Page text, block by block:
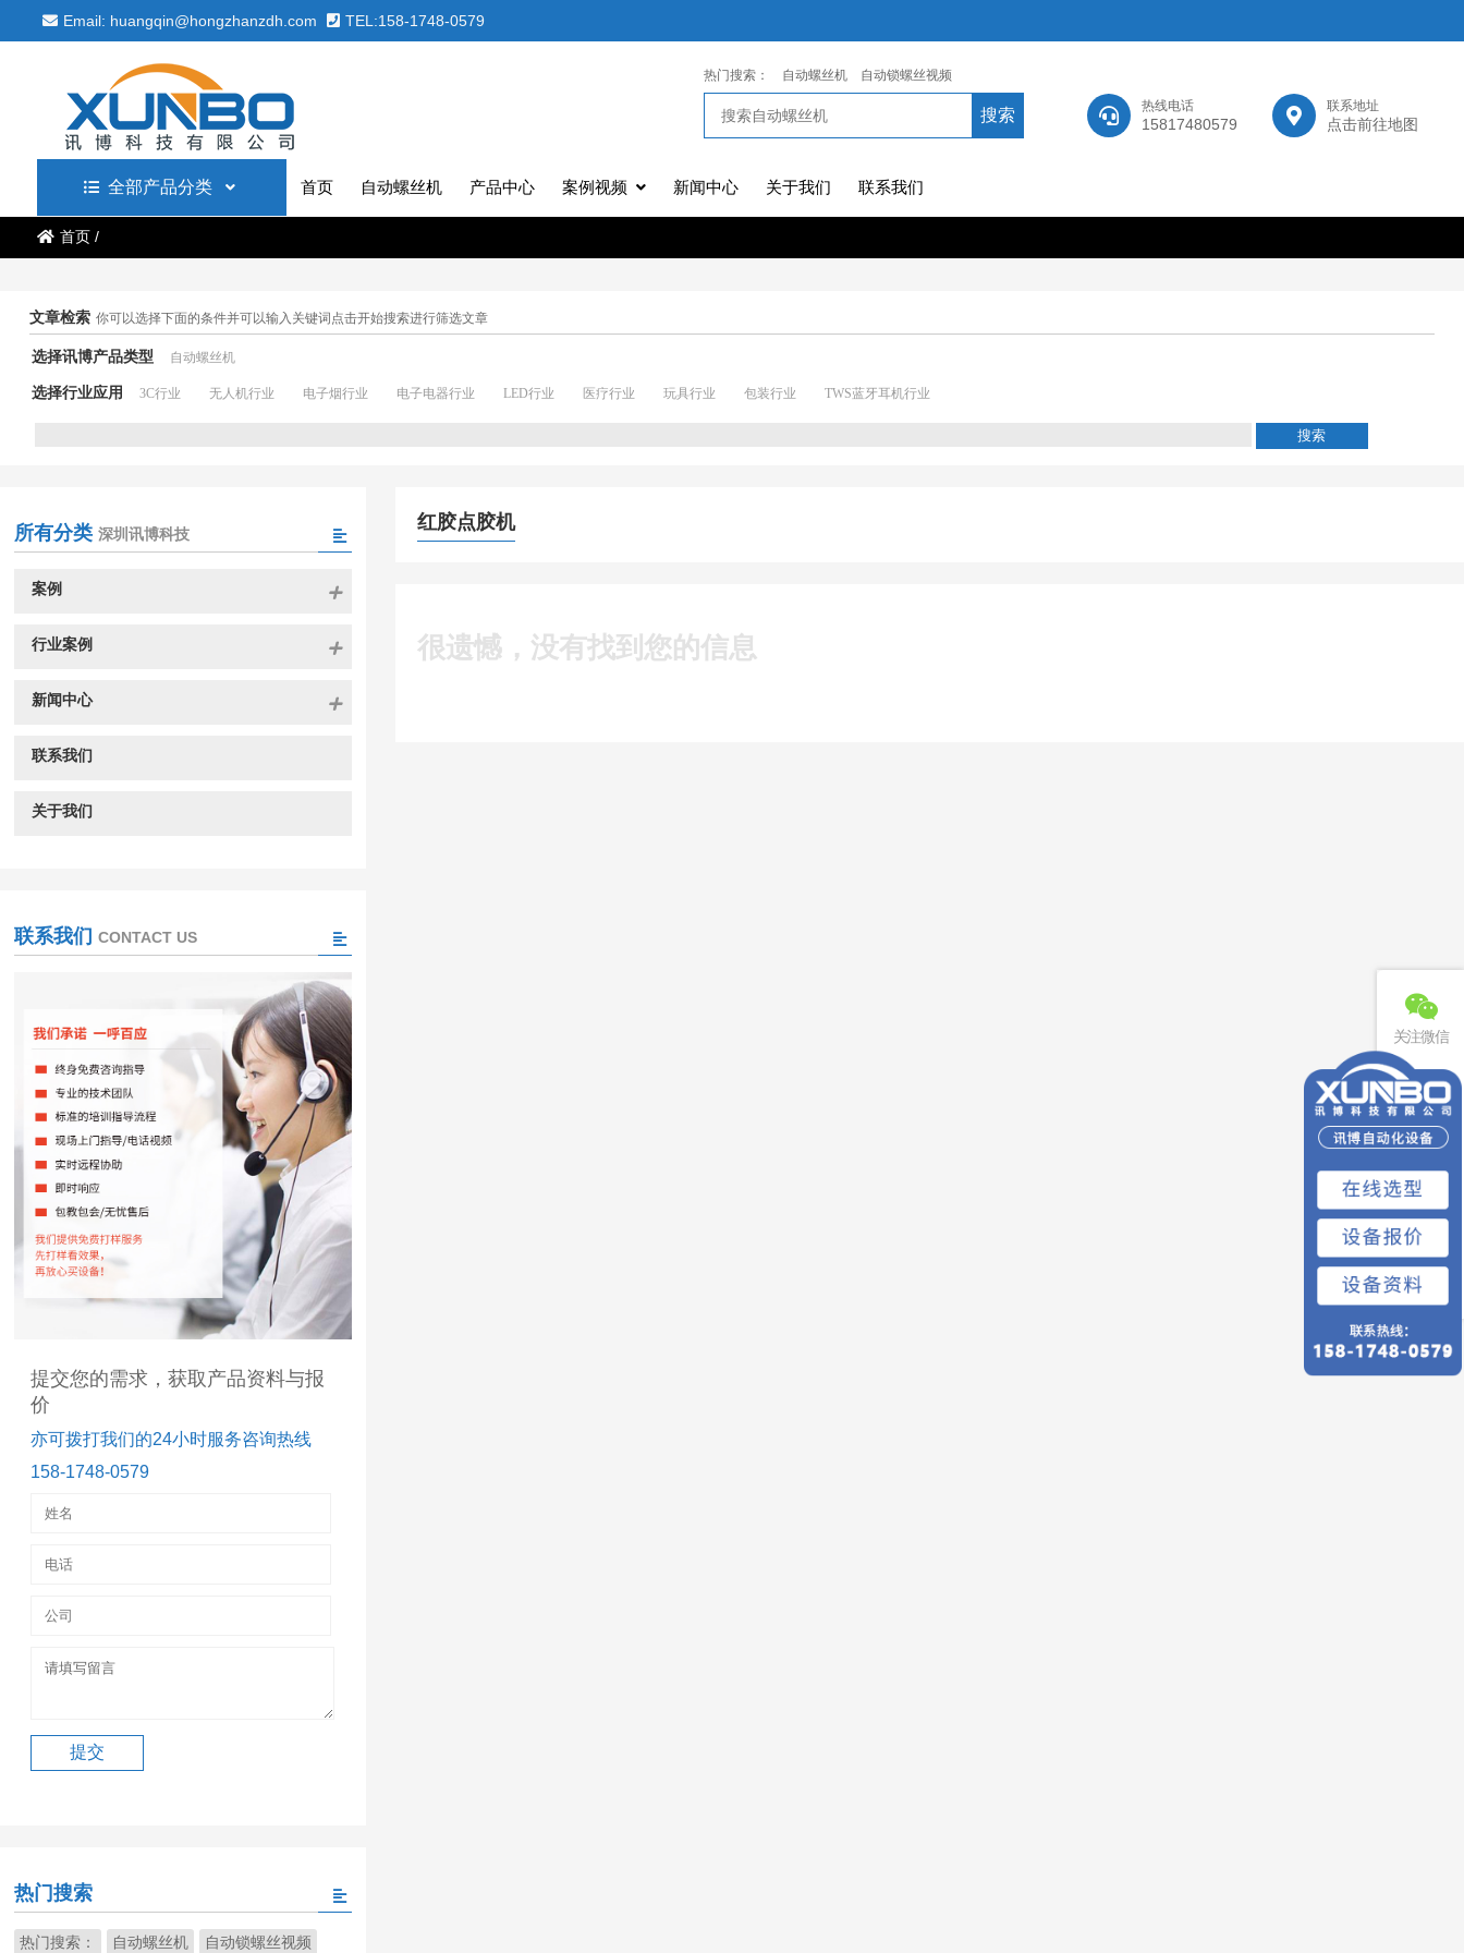
Email: huangqin@hongzhanzdh.com TEL:158-1748-0579
热线电话
15817480579
联系地址
点击前往地图
热门搜索： 自动螺丝机 自动锁螺丝视频
全部产品分类 首页 自动螺丝机 产品中心 案例视频 新闻中心 关于我们 联系我们
首页/
文章检索 你可以选择下面的条件并可以输入关键词点击开始搜索进行筛选文章
选择讯博产品类型 自动螺丝机
选择行业应用 3C行业 无人机行业 电子烟行业 电子电器行业 LED行业 医疗行业 玩具行业 包装行业 TWS蓝牙耳机行业
红胶点胶机
很遗憾，没有找到您的信息
所有分类 深圳讯博科技
案例
行业案例
新闻中心
联系我们
关于我们
联系我们 CONTACT US
提交您的需求，获取产品资料与报
价
亦可拨打我们的24小时服务咨询热线
158-1748-0579
热门搜索
热门搜索： 自动螺丝机 自动锁螺丝视频
关注微信
联系电话
免费预约
回到顶部